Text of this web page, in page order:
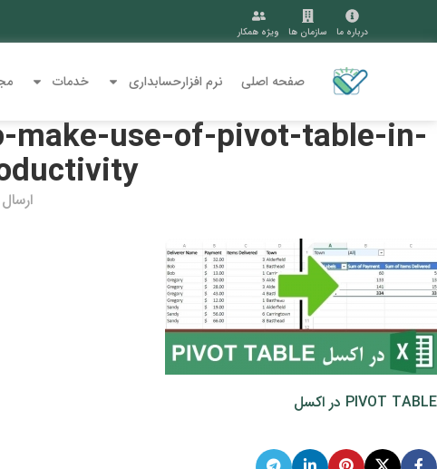
درباره ما سازمان ها ویژه همکار
صفحه اصلی نرم افزارحسابداری خدمات
use-of-pivot-table-in-
PIVOT TABLE در اکسل